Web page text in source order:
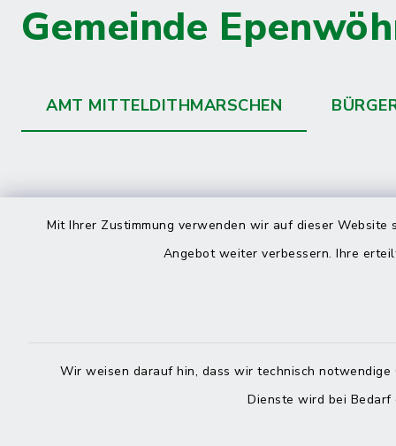
Mit Ihrer Zustimmung verwenden wir auf dieser
Angebot weiter verbessern. Ihre
Wir weisen darauf hin, dass wir technisch
Dienste wird bei
Gemeinde
AMT MITTELDITHMARSCHEN
Kontakt
04832 6065-215
Freitag